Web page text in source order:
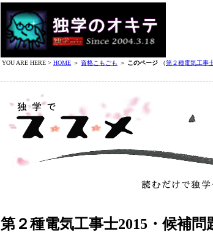
YOU ARE HERE > HOME ＞ 資格こもごも ＞ このページ （第２種電気工事
第２種電気工事士2015・候補